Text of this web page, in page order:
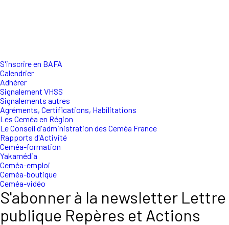
S'inscrire en BAFA
Calendrier
Adhérer
Signalement VHSS
Signalements autres
Agréments, Certifications, Habilitations
Les Ceméa en Région
Le Conseil d'administration des Ceméa France
Rapports d'Activité
Ceméa-formation
Yakamédia
Ceméa-emploi
Ceméa-boutique
Ceméa-vidéo
S'abonner à la newsletter Lettre
publique Repères et Actions